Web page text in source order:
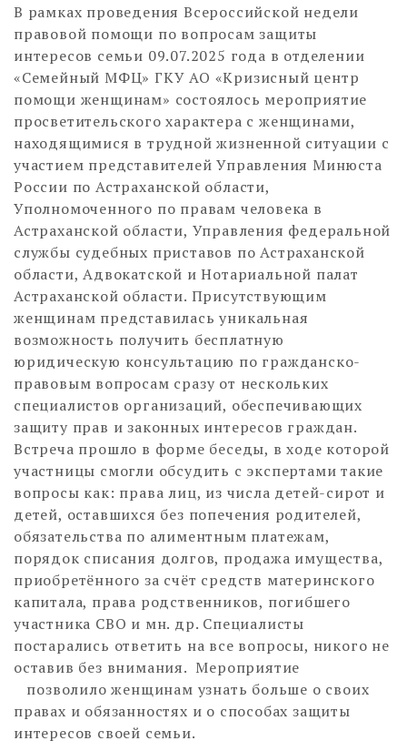
В рамках проведения Всероссийской недели
правовой помощи по вопросам защиты
интересов семьи 09.07.2025 года в отделении
«Семейный МФЦ» ГКУ АО «Кризисный центр
помощи женщинам» состоялось мероприятие
просветительского характера с женщинами,
находящимися в трудной жизненной ситуации с
участием представителей Управления Минюста
России по Астраханской области,
Уполномоченного по правам человека в
Астраханской области, Управления федеральной
службы судебных приставов по Астраханской
области, Адвокатской и Нотариальной палат
Астраханской области. Присутствующим
женщинам представилась уникальная
возможность получить бесплатную
юридическую консультацию по гражданско-
правовым вопросам сразу от нескольких
специалистов организаций, обеспечивающих
защиту прав и законных интересов граждан.
Встреча прошло в форме беседы, в ходе которой
участницы смогли обсудить с экспертами такие
вопросы как: права лиц, из числа детей-сирот и
детей, оставшихся без попечения родителей,
обязательства по алиментным платежам,
порядок списания долгов, продажа имущества,
приобретённого за счёт средств материнского
капитала, права родственников, погибшего
участника СВО и мн. др. Специалисты
постарались ответить на все вопросы, никого не
оставив без внимания. Мероприятие
позволило женщинам узнать больше о своих
правах и обязанностях и о способах защиты
интересов своей семьи.